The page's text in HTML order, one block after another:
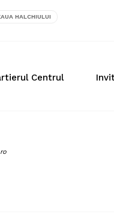
HALCHIULUI
Centrul